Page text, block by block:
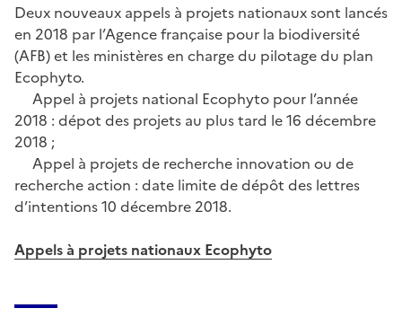
Deux nouveaux appels à projets nationaux sont lancés
en 2018 par l’Agence française pour la biodiversité
(AFB) et les ministères en charge du pilotage du plan
Ecophyto.
Appel à projets national Ecophyto pour l’année
2018 : dépot des projets au plus tard le 16 décembre
2018 ;
Appel à projets de recherche innovation ou de
recherche action : date limite de dépôt des lettres
d’intentions 10 décembre 2018.
Appels à projets nationaux Ecophyto